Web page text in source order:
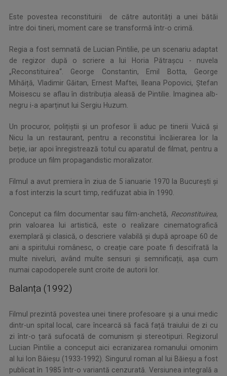
Este povestea reconstituirii de către autorități a unei bătăi
între doi tineri, moment care se transformă într-o crimă.
Regia a fost semnată de Lucian Pintilie, pe un scenariu adaptat
de regizor după o scriere a lui Horia Pătrașcu - nuvela
„Reconstituirea“. George Constantin, Emil Botta, George
Mihăiță, Vladimir Găitan, Ernest Maftei, Ileana Popovici, Ștefan
Moisescu se aflau în distribuția aleasă de Pintilie. Imaginea alb-
negru i-a aparținut lui Sergiu Huzum.
Un procuror, polițiștii și un profesor îi aduc pe tinerii Vuică și
Nicu la un restaurant, pentru a reconstitui încăierarea lor la
beție, iar apoi înregistrează totul cu aparatul de filmat, pentru a
produce un film propagandistic moralizator.
Filmul a avut premiera în ziua de 5 ianuarie 1970 la București și
a fost interzis la scurt timp, redifuzat abia în 1990.
Conceput ca film documentar sau film-anchetă, Reconstituirea,
prin valoarea lui artistică, este o realizare cinematografică
exemplară și clasică, o descriere valabilă și după aproape 60 de
ani a spiritului românesc, o creație care poate fi descifrată la
multe niveluri, având multe sensuri și semnificații, așa cum
numai capodoperele sunt croite de autorii lor.
Balanța (1992)
Filmul prezintă povestea unei tinere profesoare și a unui medic
dintr-un spital local, care încearcă să facă față traiului de zi cu
zi într-o țară sufocată de comunism și stereotipuri. Regizorul
Lucian Pintilie a conceput aici ecranizarea romanului omonim
al lui Ion Băieșu (1933-1992). Singurul roman al lui Băieșu a fost
publicat în 1985 într-o variantă cenzurată. Versiunea integrală a